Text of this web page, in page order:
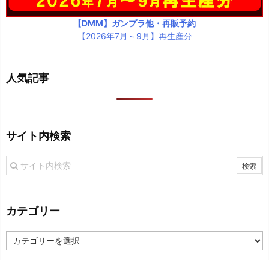
【DMM】ガンプラ他・再販予約
【2026年7月～9月】再生産分
人気記事
サイト内検索
カテゴリー
テ